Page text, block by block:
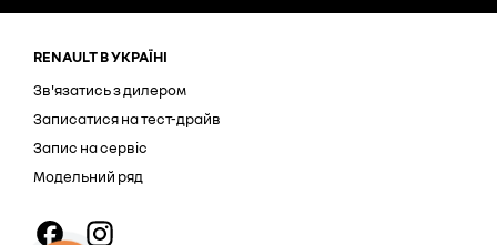
RENAULT В УКРАЇНІ
Зв'язатись з дилером
Записатися на тест-драйв
Запис на сервіс
Модельний ряд